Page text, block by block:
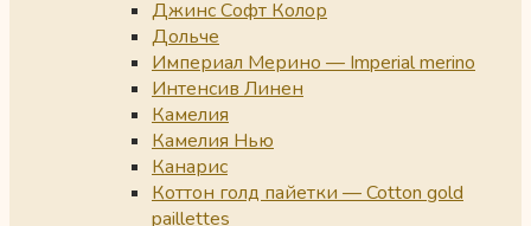
Джинс Софт Колор
Дольче
Империал Мерино — Imperial merino
Интенсив Линен
Камелия
Камелия Нью
Канарис
Коттон голд пайетки — Cotton gold
paillettes